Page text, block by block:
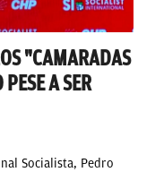
"CAMARADAS
A SER
Socialista, Pedro